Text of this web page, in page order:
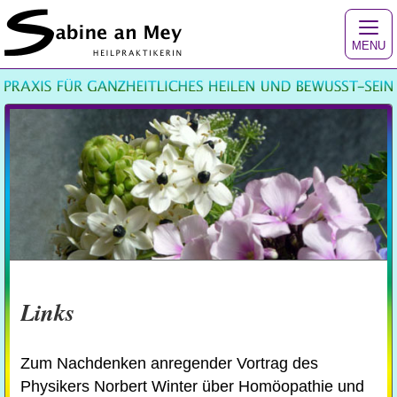
MENU
Links
Zum Nachdenken anregender Vortrag des
Physikers Norbert Winter über Homöopathie und